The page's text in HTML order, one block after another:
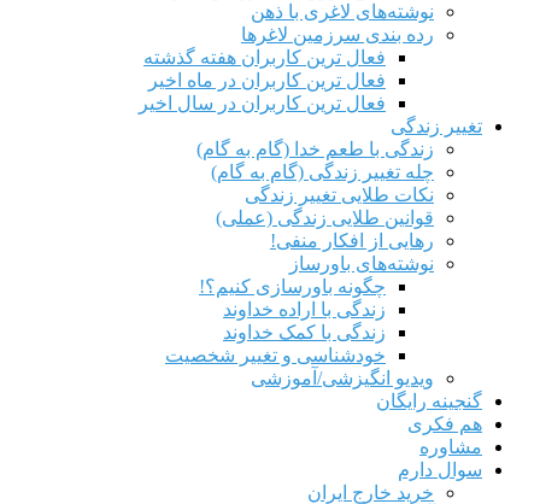
نوشته‌های لاغری با ذهن
رده بندی سرزمین لاغرها
فعال ترین کاربران هفته گذشته
فعال ترین کاربران در ماه اخیر
فعال ترین کاربران در سال اخیر
تغییر زندگی
زندگی با طعم خدا (گام به گام)
چله تغییر زندگی (گام به گام)
نکات طلایی تغییر زندگی
قوانین طلایی زندگی (عملی)
رهایی از افکار منفی!
نوشته‌های باورساز
چگونه باورسازی کنیم؟!
زندگی با اراده خداوند
زندگی با کمک خداوند
خودشناسی و تغییر شخصیت
ویدیو انگیزشی/آموزشی
گنجینه رایگان
هم‌ فکری
مشاوره
سوال دارم
خرید خارج ایران